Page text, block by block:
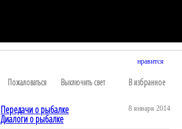
нравится
Пожаловаться Выключить свет В избранное
Передачи о рыбалке
Диалоги о рыбалке
8 января 2014